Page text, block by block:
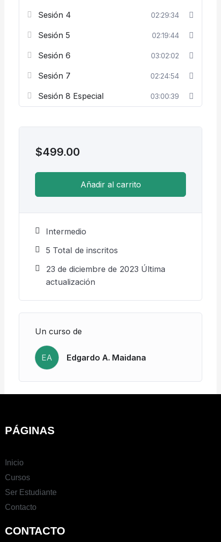
Sesión 4 02:29:34
Sesión 5 02:19:44
Sesión 6 03:02:02
Sesión 7 02:24:54
Sesión 8 Especial 03:00:39
$499.00
Añadir al carrito
Intermedio
5 TotaI de inscritos
23 de diciembre de 2023 Última
actualización
Un curso de
EA Edgardo A. Maidana
PÁGINAS
Inicio
Cursos
Ser Estudiante
Contacto
CONTACTO